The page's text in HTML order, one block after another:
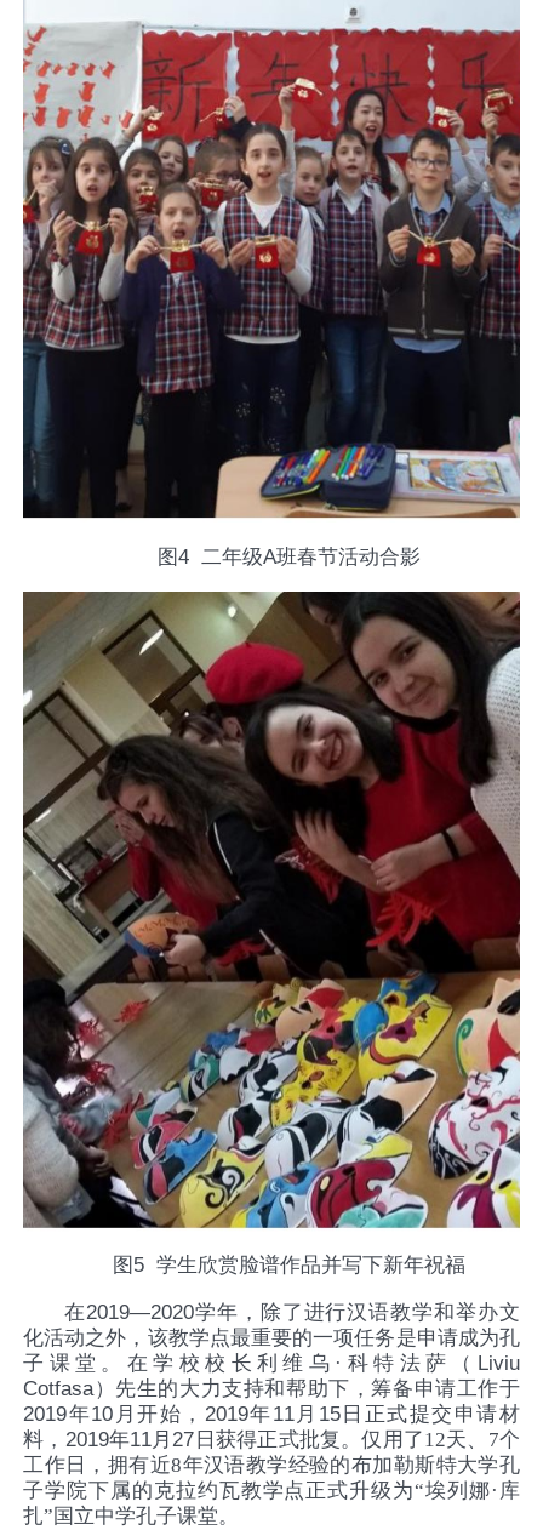
图4 二年级A班春节活动合影
图 5 学生欣赏脸谱作品并写下新年祝福
在2019—2020学年，除了进行汉语教学和举办文
化活动之外，该教学点最重要的一项任务是申请成为孔
子课堂。在学校校长利维乌·科特法萨（ Liviu
Cotfasa）先生的大力支持和帮助下，筹备申请工作于
2019年10 月开始， 2019年11月 15日正式提交申请材
料， 2019年11月27 日获得正式批复。仅用了12天、7个
工作日，拥有近8年汉语教学经验的布加勒斯特大学孔
子学院下属的克拉约瓦教学点正式升级为“埃列娜·库
扎”国立中学孔子课堂。